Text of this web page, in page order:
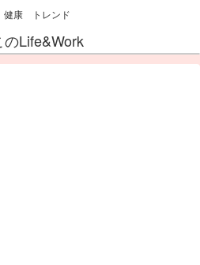
康 トレンド
のLife&Work